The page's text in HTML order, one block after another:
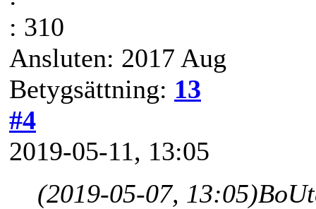
: 310
Ansluten: 2017 Aug
Betygsättning: 13
#4
2019-05-11, 13:05
(2019-05-07, 13:05)